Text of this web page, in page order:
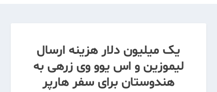
یک میلیون دلار هزینه ارسال
لیموزین و اس‌ یوو وی زرهی به
هندوستان برای سفر هارپر